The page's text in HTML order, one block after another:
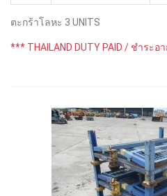
ตะกร้าโลหะ 3 UNITS
*** THAILAND DUTY PAID / ชำระอ